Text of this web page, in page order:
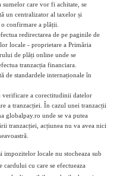
sumelor care vor fi achitate, se
un centralizator al taxelor și
confirmare a plății.
redirectarea de pe paginile de
locale - proprietare a Primăria
de plăți online unde se
tranzacția financiara.
de standardele internaționale în
verificare a corectitudinii datelor
a tranzacției. În cazul unei tranzacții
globalpay.ro unde se va putea
tranzacției, acțiunea nu va avea nici
impozitelor locale nu stocheaza sub
cu care se efectueaza